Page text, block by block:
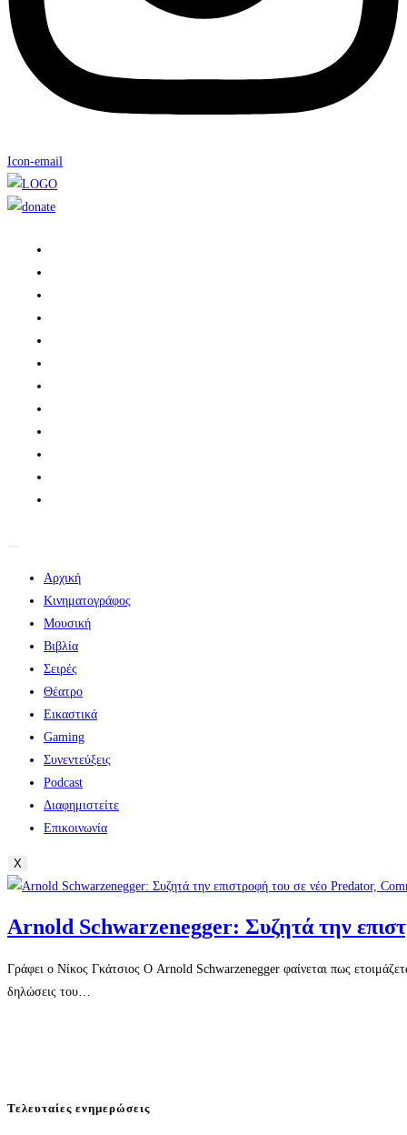
Icon-email
Αρχική
Κινηματογράφος
Μουσική
Βιβλία
Σειρές
Θέατρο
Εικαστικά
Gaming
Συνεντεύξεις
Podcast
Διαφημιστείτε
Επικοινωνία
X
Arnold Schwarzenegger: Συζητά την
Γράφει ο Νίκος Γκάτσιος Ο Arnold Schwarzenegger φαίνεται πως
δηλώσεις του…
Τελευταίες ενημερώσεις